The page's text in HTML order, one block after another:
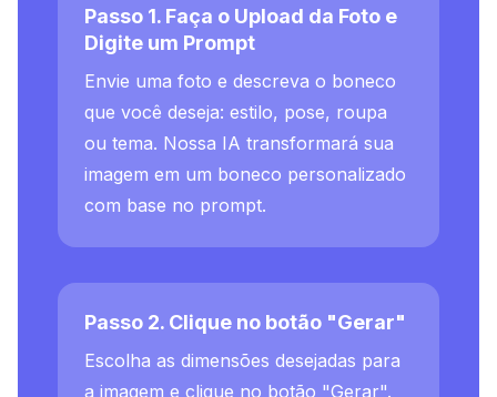
Passo 1. Faça o Upload da Foto e
Digite um Prompt
Envie uma foto e descreva o boneco
que você deseja: estilo, pose, roupa
ou tema. Nossa IA transformará sua
imagem em um boneco personalizado
com base no prompt.
Passo 2. Clique no botão "Gerar"
Escolha as dimensões desejadas para
a imagem e clique no botão "Gerar".